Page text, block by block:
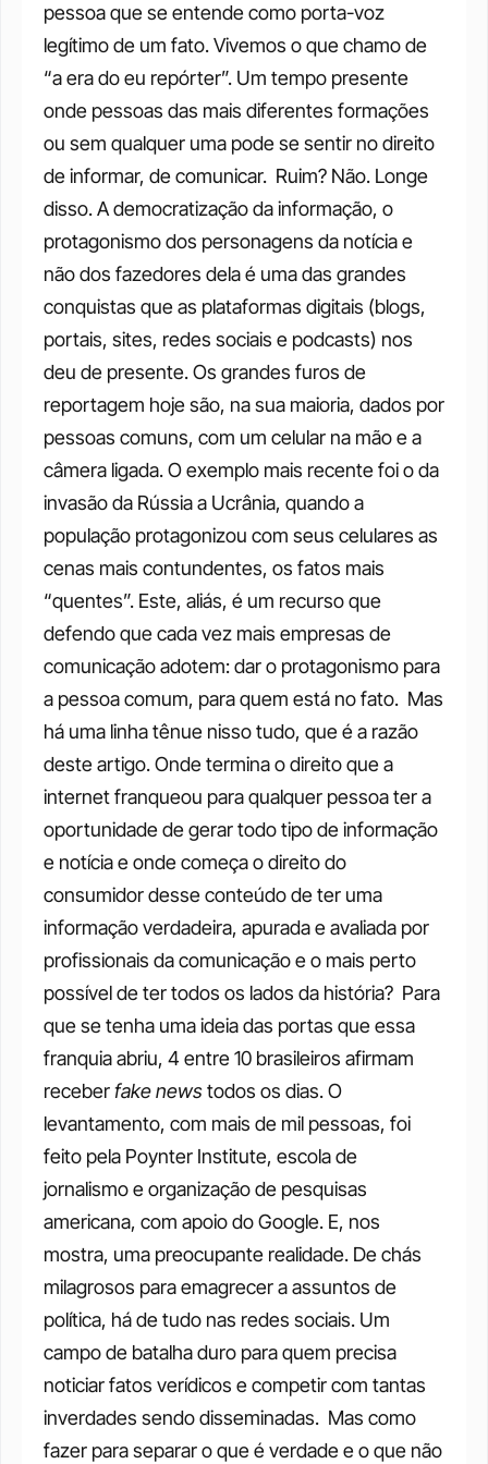
pessoa que se entende como porta-voz
legítimo de um fato. Vivemos o que chamo de
“a era do eu repórter”. Um tempo presente
onde pessoas das mais diferentes formações
ou sem qualquer uma pode se sentir no direito
de informar, de comunicar. Ruim? Não. Longe
disso. A democratização da informação, o
protagonismo dos personagens da notícia e
não dos fazedores dela é uma das grandes
conquistas que as plataformas digitais (blogs,
portais, sites, redes sociais e podcasts) nos
deu de presente. Os grandes furos de
reportagem hoje são, na sua maioria, dados por
pessoas comuns, com um celular na mão e a
câmera ligada. O exemplo mais recente foi o da
invasão da Rússia a Ucrânia, quando a
população protagonizou com seus celulares as
cenas mais contundentes, os fatos mais
“quentes”. Este, aliás, é um recurso que
defendo que cada vez mais empresas de
comunicação adotem: dar o protagonismo para
a pessoa comum, para quem está no fato. Mas
há uma linha tênue nisso tudo, que é a razão
deste artigo. Onde termina o direito que a
internet franqueou para qualquer pessoa ter a
oportunidade de gerar todo tipo de informação
e notícia e onde começa o direito do
consumidor desse conteúdo de ter uma
informação verdadeira, apurada e avaliada por
profissionais da comunicação e o mais perto
possível de ter todos os lados da história? Para
que se tenha uma ideia das portas que essa
franquia abriu, 4 entre 10 brasileiros afirmam
receber fake news todos os dias. O
levantamento, com mais de mil pessoas, foi
feito pela Poynter Institute, escola de
jornalismo e organização de pesquisas
americana, com apoio do Google. E, nos
mostra, uma preocupante realidade. De chás
milagrosos para emagrecer a assuntos de
política, há de tudo nas redes sociais. Um
campo de batalha duro para quem precisa
noticiar fatos verídicos e competir com tantas
inverdades sendo disseminadas. Mas como
fazer para separar o que é verdade e o que não